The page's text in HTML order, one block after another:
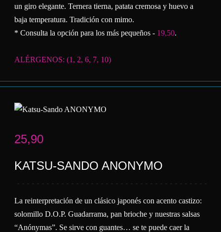
un giro elegante. Ternera tierna, patata cremosa y huevo a
baja temperatura. Tradición con mimo.
* Consulta la opción para los más pequeños - 19,50.
ALÉRGENOS: (1, 2, 6, 7, 10)
25,90
KATSU-SANDO ANONYMO
La reinterpretación de un clásico japonés con acento castizo:
solomillo D.O.P. Guadarrama, pan brioche y nuestras salsas
“Anónymas”. Se sirve con guantes… se te puede caer la